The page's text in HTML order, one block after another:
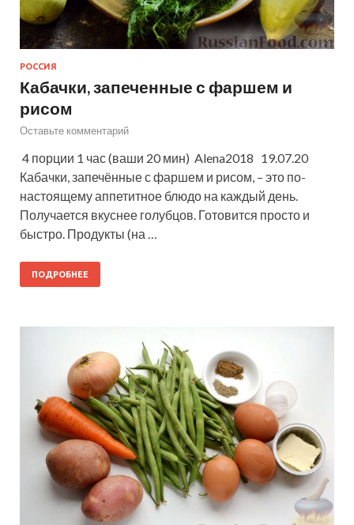
РОССИЯ
Кабачки, запеченные с фаршем и
рисом
Оставьте комментарий
4 порции 1 час (ваши 20 мин) Alena2018 19.07.20
Кабачки, запечённые с фаршем и рисом, – это по-
настоящему аппетитное блюдо на каждый день.
Получается вкуснее голубцов. Готовится просто и
быстро. Продукты (на …
ПОДРОБНЕЕ